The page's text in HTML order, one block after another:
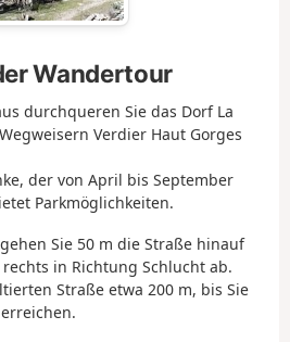
Wandertour
durchqueren Sie das Dorf La
Verdier Haut Gorges
der von April bis September
Parkmöglichkeiten.
Sie 50 m die Straße hinauf
in Richtung Schlucht ab.
Straße etwa 200 m, bis Sie